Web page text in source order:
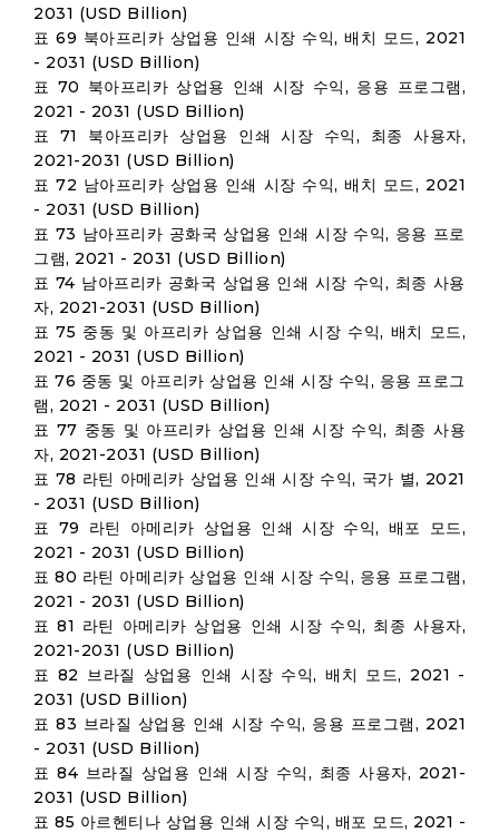
2031 (USD Billion)
표 69 북아프리카 상업용 인쇄 시장 수익, 배치 모드, 2021
- 2031 (USD Billion)
표 70 북아프리카 상업용 인쇄 시장 수익, 응용 프로그램,
2021 - 2031 (USD Billion)
표 71 북아프리카 상업용 인쇄 시장 수익, 최종 사용자,
2021-2031 (USD Billion)
표 72 남아프리카 상업용 인쇄 시장 수익, 배치 모드, 2021
- 2031 (USD Billion)
표 73 남아프리카 공화국 상업용 인쇄 시장 수익, 응용 프로
그램, 2021 - 2031 (USD Billion)
표 74 남아프리카 공화국 상업용 인쇄 시장 수익, 최종 사용
자, 2021-2031 (USD Billion)
표 75 중동 및 아프리카 상업용 인쇄 시장 수익, 배치 모드,
2021 - 2031 (USD Billion)
표 76 중동 및 아프리카 상업용 인쇄 시장 수익, 응용 프로그
램, 2021 - 2031 (USD Billion)
표 77 중동 및 아프리카 상업용 인쇄 시장 수익, 최종 사용
자, 2021-2031 (USD Billion)
표 78 라틴 아메리카 상업용 인쇄 시장 수익, 국가 별, 2021
- 2031 (USD Billion)
표 79 라틴 아메리카 상업용 인쇄 시장 수익, 배포 모드,
2021 - 2031 (USD Billion)
표 80 라틴 아메리카 상업용 인쇄 시장 수익, 응용 프로그램,
2021 - 2031 (USD Billion)
표 81 라틴 아메리카 상업용 인쇄 시장 수익, 최종 사용자,
2021-2031 (USD Billion)
표 82 브라질 상업용 인쇄 시장 수익, 배치 모드, 2021 -
2031 (USD Billion)
표 83 브라질 상업용 인쇄 시장 수익, 응용 프로그램, 2021
- 2031 (USD Billion)
표 84 브라질 상업용 인쇄 시장 수익, 최종 사용자, 2021-
2031 (USD Billion)
표 85 아르헨티나 상업용 인쇄 시장 수익, 배포 모드, 2021 -